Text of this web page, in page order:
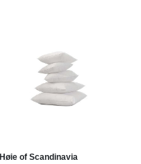
Høie of Scandinavia